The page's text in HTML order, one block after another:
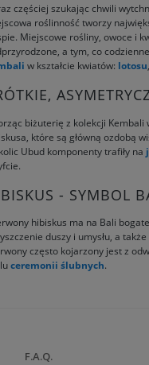
częściej szukając chwili
roślinność tworzy
Miejscowe rośliny, owoce i
a tym, co
w kształcie kwiatów: lotosu,
biżuterię z kolekcji Kembali
które są główną ozdobą
Ubud komponenty trafiły na
- SYMBOL
hibiskus ma na Bali
duszy i umysłu, a
często kojarzony jest z
ceremonii ślubnych.
F.A.Q.